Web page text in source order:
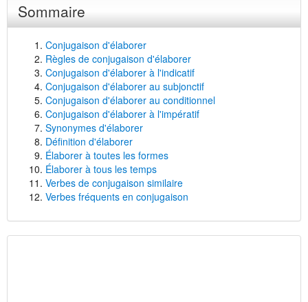
Sommaire
Conjugaison d'élaborer
Règles de conjugaison d'élaborer
Conjugaison d'élaborer à l'indicatif
Conjugaison d'élaborer au subjonctif
Conjugaison d'élaborer au conditionnel
Conjugaison d'élaborer à l'impératif
Synonymes d'élaborer
Définition d'élaborer
Élaborer à toutes les formes
Élaborer à tous les temps
Verbes de conjugaison similaire
Verbes fréquents en conjugaison